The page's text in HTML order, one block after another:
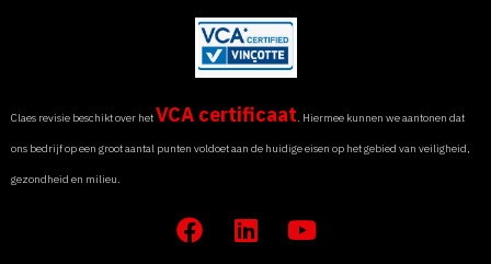
Claes revisie beschikt over hetVCA certificaat. Hiermee kunnen we aantonen dat
ons bedrijf op een groot aantal punten voldoet aan de huidige eisen op het gebied van veiligheid,
gezondheid en milieu.
F L Y